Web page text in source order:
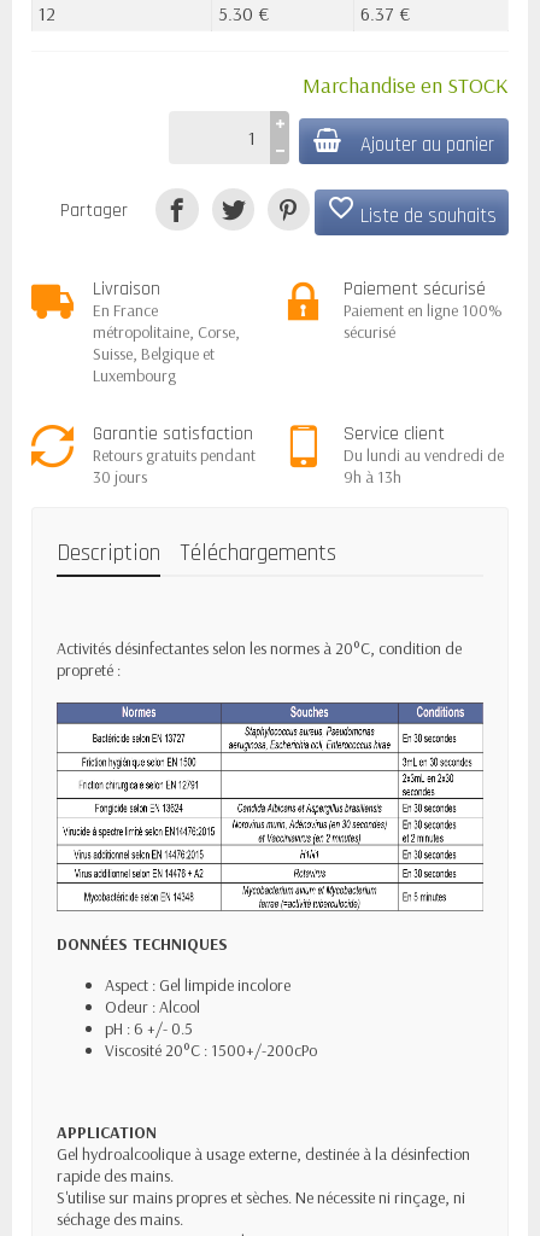
12
5.30 € 6.37 €
Marchandise en STOCK
Ajouter au panier
favorite_border Liste de souhaits
Partager
Livraison
En France
métropolitaine, Corse,
Suisse, Belgique et
Luxembourg
Paiement sécurisé
Paiement en ligne 100%
sécurisé
Garantie satisfaction
Retours gratuits pendant
30 jours
Service client
Du lundi au vendredi de
9h à 13h
Description Téléchargements
Activités désinfectantes selon les normes à 20°C, condition de
propreté :
DONNÉES TECHNIQUES
Aspect : Gel limpide incolore
Odeur : Alcool
pH : 6 +/- 0.5
Viscosité 20°C : 1500+/-200cPo
APPLICATION
Gel hydroalcoolique à usage externe, destinée à la désinfection
rapide des mains.
S'utilise sur mains propres et sèches. Ne nécessite ni rinçage, ni
séchage des mains.